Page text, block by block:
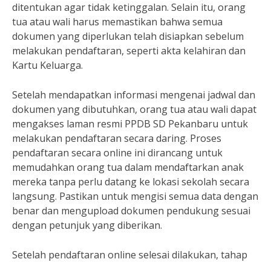
ditentukan agar tidak ketinggalan. Selain itu, orang
tua atau wali harus memastikan bahwa semua
dokumen yang diperlukan telah disiapkan sebelum
melakukan pendaftaran, seperti akta kelahiran dan
Kartu Keluarga.
Setelah mendapatkan informasi mengenai jadwal dan
dokumen yang dibutuhkan, orang tua atau wali dapat
mengakses laman resmi PPDB SD Pekanbaru untuk
melakukan pendaftaran secara daring. Proses
pendaftaran secara online ini dirancang untuk
memudahkan orang tua dalam mendaftarkan anak
mereka tanpa perlu datang ke lokasi sekolah secara
langsung. Pastikan untuk mengisi semua data dengan
benar dan mengupload dokumen pendukung sesuai
dengan petunjuk yang diberikan.
Setelah pendaftaran online selesai dilakukan, tahap